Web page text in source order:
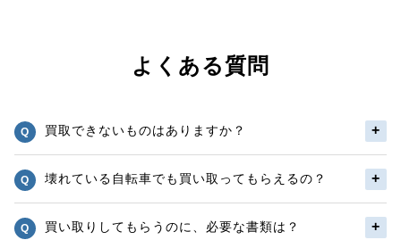
よくある質問
買取できないものはありますか？
壊れている自転車でも買い取ってもらえるの？
買い取りしてもらうのに、必要な書類は？